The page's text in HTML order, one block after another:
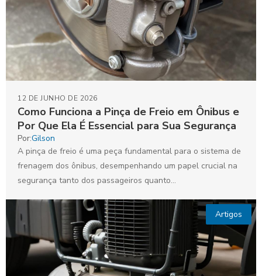
Como Funciona a Pinça de Freio em Ônibus e
Por Que Ela É Essencial para Sua Segurança
12 DE JUNHO DE 2026
Por:Gilson
A pinça de freio é uma peça fundamental para o sistema de
frenagem dos ônibus, desempenhando um papel crucial na
segurança tanto dos passageiros quanto...
Artigos